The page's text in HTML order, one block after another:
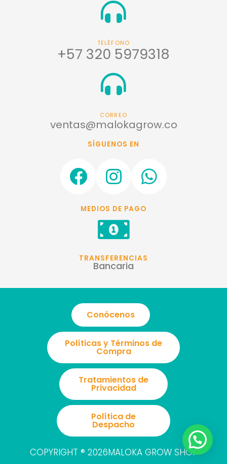
TELÉFONO
+57 320 5979318
CORREO
ventas@malokagrow.co
SÍGUENOS EN
F
a
c
o
k
I
n
s
t
a
g
r
a
m
W
h
p
MEDIOS DE PAGO
TRANSFERENCIAS
Bancaria
Conócenos
Políticas y Términos de
Compra
Tratamientos de
Privacidad
Política de
Despacho
COPYRIGHT ® 2026MALOKA GROW SHOP